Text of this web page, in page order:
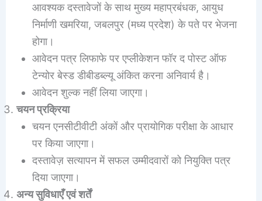
आवश्यक दस्तावेजों के साथ मुख्य महाप्रबंधक, आयुध
निर्माणी खमरिया, जबलपुर (मध्य प्रदेश) के पते पर भेजना
होगा।
आवेदन पत्र लिफाफे पर एप्लीकेशन फॉर द पोस्ट ऑफ
टेन्योर बेस्ड डीबीडब्ल्यू अंकित करना अनिवार्य है।
आवेदन शुल्क नहीं लिया जाएगा।
चयन प्रक्रिया
चयन एनसीटीवीटी अंकों और प्रायोगिक परीक्षा के आधार
पर किया जाएगा।
दस्तावेज़ सत्यापन में सफल उम्मीदवारों को नियुक्ति पत्र
दिया जाएगा।
अन्य सुविधाएँ एवं शर्तें